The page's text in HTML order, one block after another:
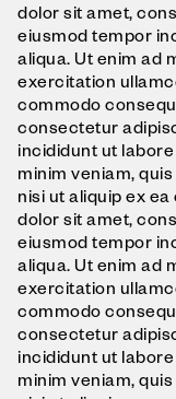
dolor sit amet,
eiusmod tempor
aliqua. Ut enim ad
exercitation
commodo
consectetur
incididunt ut
minim veniam,
nisi ut aliquip ex
dolor sit amet,
eiusmod tempor
aliqua. Ut enim ad
exercitation
commodo
consectetur
incididunt ut
minim veniam,